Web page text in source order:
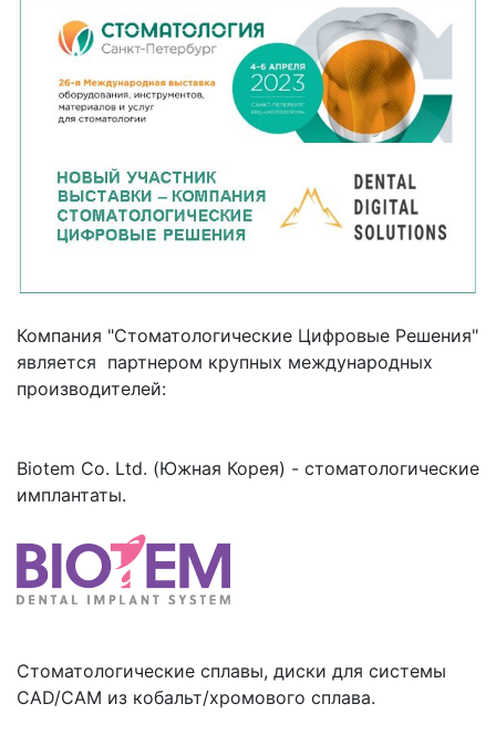
Компания "Стоматологические Цифровые Решения"
является партнером крупных международных
производителей:
Biotem Co. Ltd. (Южная Корея) - стоматологические
имплантаты.
Стоматологические сплавы, диски для системы
CAD/CAM из кобальт/хромового сплава.